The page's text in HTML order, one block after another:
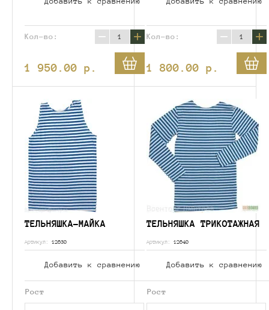
Кол-во: − +
1 950.00 p.
Кол-во: − +
1 800.00 p.
ТЕЛЬНЯШКА-МАЙКА
Артикул: 12630
Добавить к сравнению
Рост
ТЕЛЬНЯШКА ТРИКОТАЖНАЯ
Артикул: 12640
Добавить к сравнению
Рост